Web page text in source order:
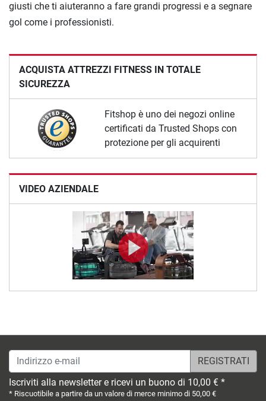
ACQUISTA ATTREZZI FITNESS IN TOTALE
SICUREZZA
Fitshop è uno dei negozi online
certificati da Trusted Shops con
protezione per gli acquirenti
VIDEO AZIENDALE
giusti che ti aiuteranno a fare grandi progressi e a segnare
gol come i professionisti.
Indirizzo e-mail
Iscriviti alla newsletter e ricevi un buono di 10,00 € *
* Riscuotibile a partire da un valore di merce minimo di 50,00 €